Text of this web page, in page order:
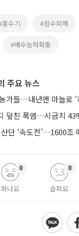
홍수기 #침수피해
#배수능력확충
주요 뉴스
가들…내년엔 마늘로 ‘
화나요
0
슬퍼요
0